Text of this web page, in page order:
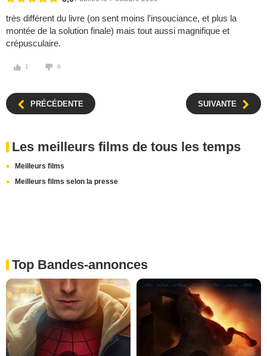
très différent du livre (on sent moins l'insouciance, et plus la
montée de la solution finale) mais tout aussi magnifique et
crépusculaire.
1 0
PRÉCÉDENTE SUIVANTE
Les meilleurs films de tous les temps
Meilleurs films
Meilleurs films selon la presse
Top Bandes-annonces